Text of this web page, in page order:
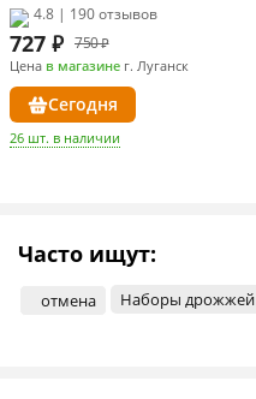
4.8 | 190 отзывов
727 ₽ 750 ₽
Цена в магазине г. Луганск
Сегодня
26 шт. в наличии
Часто ищут:
отмена Наборы дрожжей